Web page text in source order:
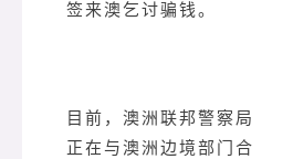
签来澳乞讨骗钱。
目前，澳洲联邦警察局
正在与澳洲边境部门合